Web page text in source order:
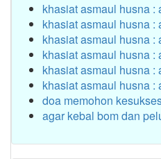
khasiat asmaul husna :
khasiat asmaul husna :
khasiat asmaul husna :
khasiat asmaul husna :
khasiat asmaul husna :
khasiat asmaul husna :
doa memohon
agar kebal bom dan